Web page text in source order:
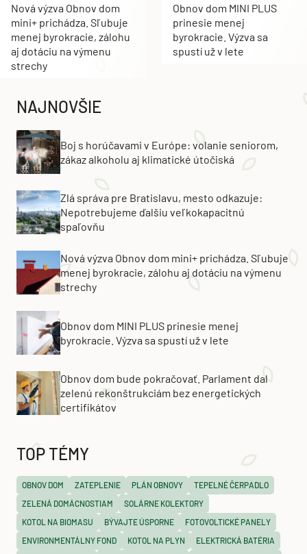
Nová výzva Obnov dom
mini+ prichádza. Sľubuje
menej byrokracie, zálohu
aj dotáciu na výmenu
strechy
Obnov dom MINI PLUS
prinesie menej
byrokracie. Výzva sa
spustí už v lete
NAJNOVŠIE
Boj s horúčavami v Európe: volanie seniorom,
zákaz alkoholu aj klimatické útočiská
Zlá správa pre Bratislavu, mesto odkazuje:
Nepotrebujeme ďalšiu veľkokapacitnú
spaľovňu
Nová výzva Obnov dom mini+ prichádza. Sľubuje
menej byrokracie, zálohu aj dotáciu na výmenu
strechy
Obnov dom MINI PLUS prinesie menej
byrokracie. Výzva sa spustí už v lete
Obnov dom bude pokračovať. Parlament dal
zelenú rekonštrukciám bez energetických
certifikátov
TOP TÉMY
OBNOV DOM ZATEPLENIE PLÁN OBNOVY
TEPELNÉ ČERPADLO
ZELENÁ DOMÁCNOSTIAM
SOLÁRNE KOLEKTORY
KOTOL NA BIOMASU
BÝVAJTE ÚSPORNE
FOTOVOLTICKÉ PANELY
ENVIRONMENTÁLNY FOND
KOTOL NA PLYN
ELEKTRICKÁ BATÉRIA